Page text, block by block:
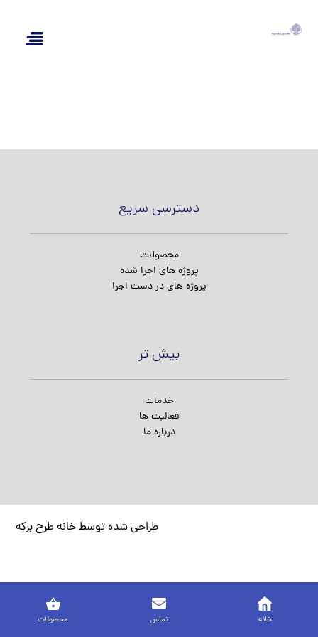
دسترسی سریع
محصولات
پروژه های اجرا شده
پروژه های در دست اجرا
بیش تر
خدمات
فعالیت ها
درباره ما
طراحی شده توسط خانه طرح برکه
خانه تماس محصولات